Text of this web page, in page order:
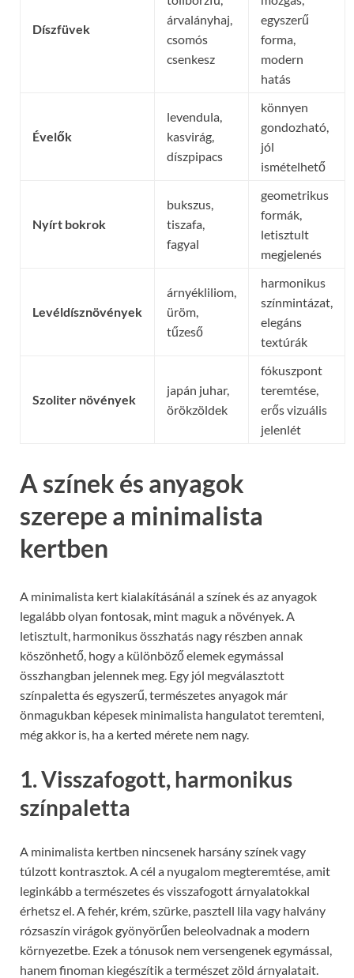
Díszfüvek
árvalányhaj,
csomós
csenkesz
egyszerű
forma,
modern
hatás
Évelők
levendula,
kasvirág,
díszpipacs
könnyen
gondozható,
jól
ismételhető
Nyírt bokrok
bukszus,
tiszafa,
fagyal
geometrikus
formák,
letisztult
megjelenés
Levéldísznövények
árnyékliliom,
üröm,
tűzeső
harmonikus
színmintázat,
elegáns
textúrák
Szoliter növények
japán juhar,
örökzöldek
fókuszpont
teremtése,
erős vizuális
jelenlét
A színek és anyagok
szerepe a minimalista
kertben
A minimalista kert kialakításánál a színek és az anyagok
legalább olyan fontosak, mint maguk a növények. A
letisztult, harmonikus összhatás nagy részben annak
köszönhető, hogy a különböző elemek egymással
összhangban jelennek meg. Egy jól megválasztott
színpaletta és egyszerű, természetes anyagok már
önmagukban képesek minimalista hangulatot teremteni,
még akkor is, ha a kerted mérete nem nagy.
1. Visszafogott, harmonikus
színpaletta
A minimalista kertben nincsenek harsány színek vagy
túlzott kontrasztok. A cél a nyugalom megteremtése, amit
leginkább a természetes és visszafogott árnyalatokkal
érhetsz el. A fehér, krém, szürke, pasztell lila vagy halvány
rózsaszín virágok gyönyörűen beleolvadnak a modern
környezetbe. Ezek a tónusok nem versengenek egymással,
hanem finoman kiegészítik a természet zöld árnyalatait.